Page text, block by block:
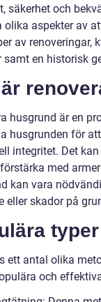
säkerhet och
olika aspekter av
av renoveringar,
samt en historisk
husgrund är en
husgrunden för
integritet. Det
med
kan vara
eller skador på
ett antal olika
och